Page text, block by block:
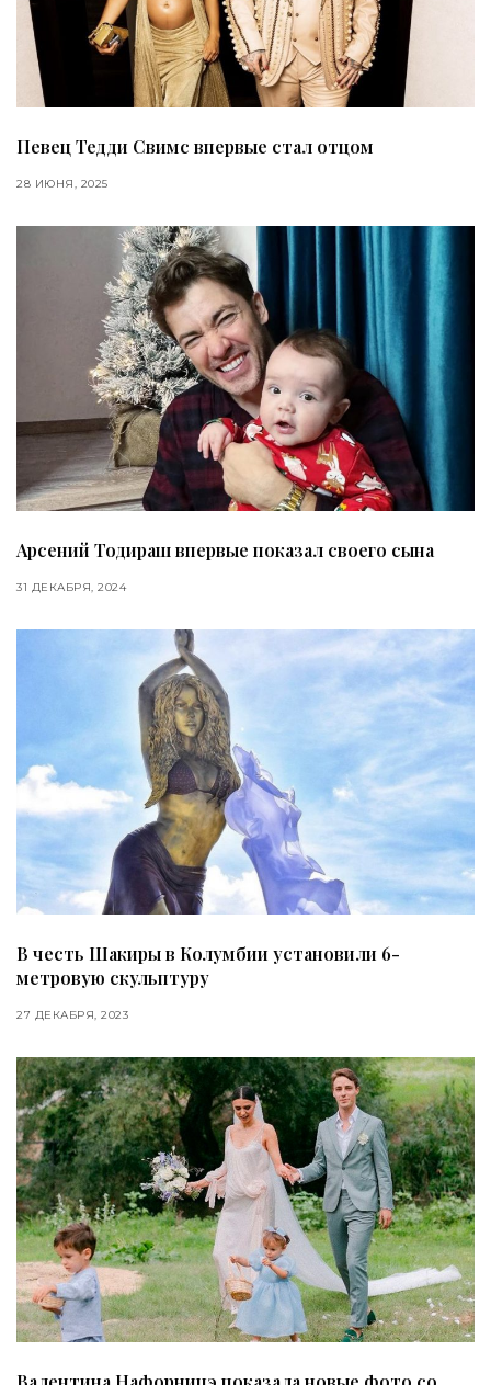
Певец Тедди Свимс впервые стал отцом
28 ИЮНЯ, 2025
Арсений Тодираш впервые показал своего сына
31 ДЕКАБРЯ, 2024
В честь Шакиры в Колумбии установили 6-
метровую скульптуру
27 ДЕКАБРЯ, 2023